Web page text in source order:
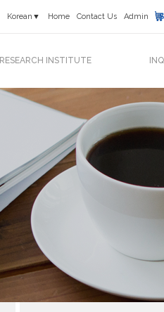
Korean▼ Home Contact Us Admin
RESEARCH INSTITUTE
연구소 소개
연구활동
연구실적
News